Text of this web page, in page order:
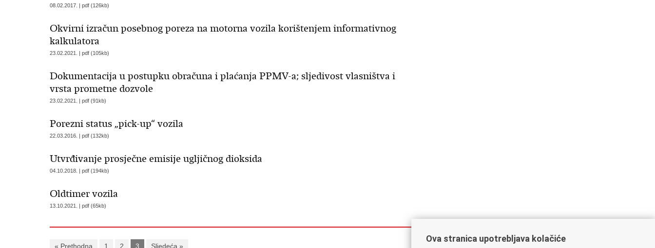
08.02.2017. | pdf (126kb)
Okvirni izračun posebnog poreza na motorna vozila korištenjem informativnog
kalkulatora
23.02.2021. | pdf (105kb)
Dokumentacija u postupku obračuna i plaćanja PPMV-a; sljedivost vlasništva i
vrsta prometne dozvole
23.02.2021. | pdf (91kb)
Porezni status „pick-up“ vozila
22.03.2016. | pdf (132kb)
Utvrđivanje prosječne emisije ugljičnog dioksida
04.10.2018. | pdf (194kb)
Oldtimer vozila
13.10.2021. | pdf (65kb)
« Prethodna 1 2 3 Sljedeća »
Ova stranica upotrebljava kolačiće